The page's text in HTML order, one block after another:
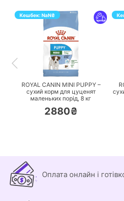
Кешбек:NaN₴
ПЕРЕЙТИ
ROYAL CANIN MINI PUPPY –
сухий корм для цуценят
маленьких порід, 8 кг
2880₴
Оплата онлайн і